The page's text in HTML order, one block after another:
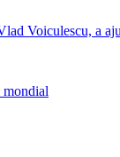
Voiculescu, a